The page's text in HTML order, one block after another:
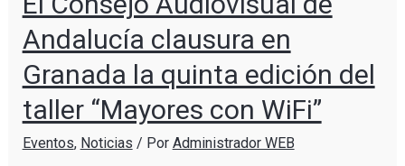
Andalucía clausura en
Granada la quinta edición del
taller “Mayores con WiFi”
Eventos, Noticias / Por Administrador WEB